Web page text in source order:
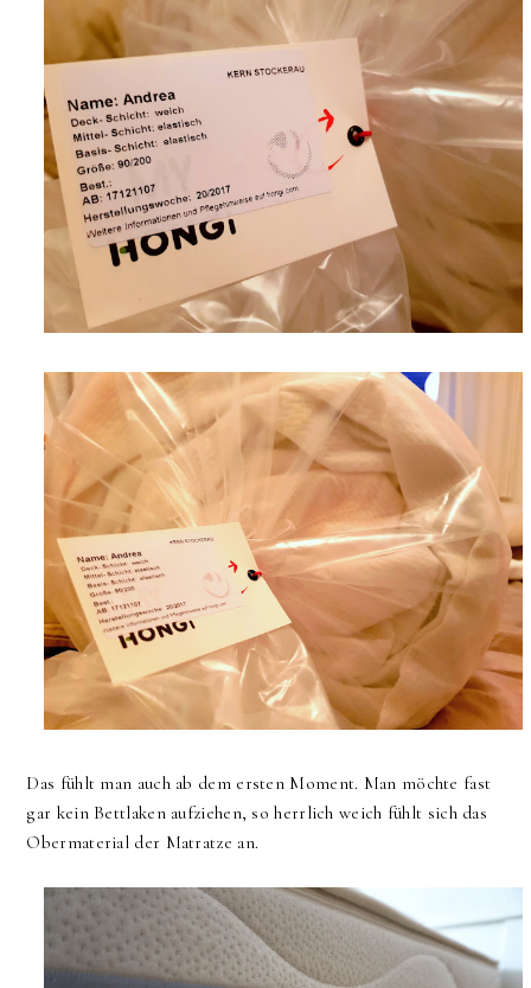
Das fühlt man auch ab dem ersten Moment. Man möchte fast
gar kein Bettlaken aufziehen, so herrlich weich fühlt sich das
Obermaterial der Matratze an.